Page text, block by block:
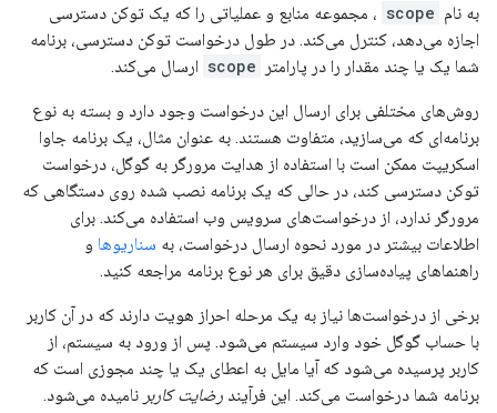
به نام scope ، مجموعه منابع و عملیاتی را که یک توکن دسترسی
اجازه می‌دهد، کنترل می‌کند. در طول درخواست توکن دسترسی، برنامه
شما یک یا چند مقدار را در پارامتر
scope ارسال می‌کند.
روش‌های مختلفی برای ارسال این درخواست وجود دارد و بسته به نوع
برنامه‌ای که می‌سازید، متفاوت هستند. به عنوان مثال، یک برنامه جاوا
اسکریپت ممکن است با استفاده از هدایت مرورگر به گوگل، درخواست
توکن دسترسی کند، در حالی که یک برنامه نصب شده روی دستگاهی که
مرورگر ندارد، از درخواست‌های سرویس وب استفاده می‌کند. برای
اطلاعات بیشتر در مورد نحوه ارسال درخواست، به سناریوها و
راهنماهای پیاده‌سازی دقیق برای هر نوع برنامه مراجعه کنید.
برخی از درخواست‌ها نیاز به یک مرحله احراز هویت دارند که در آن کاربر
با حساب گوگل خود وارد سیستم می‌شود. پس از ورود به سیستم، از
کاربر پرسیده می‌شود که آیا مایل به اعطای یک یا چند مجوزی است که
برنامه شما درخواست می‌کند. این فرآیند رضایت کاربر نامیده می‌شود.